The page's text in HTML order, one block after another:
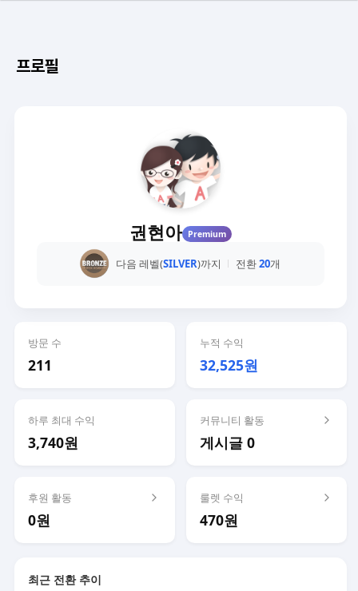
프로필
권현아 Premium
다음 레벨(SILVER)까지 전환20개
방문 수
211
누적 수익
32,525원
하루 최대 수익
3,740원
커뮤니티 활동
게시글 0
후원 활동
0원
룰렛 수익
470원
최근 전환 추이